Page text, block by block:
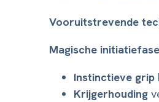
Vooruitstrevende
Magische
Instinctieve grip
Krijgerhouding